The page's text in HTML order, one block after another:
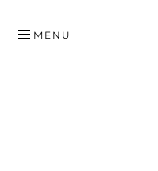
SISÄLTÖÖN
MENU